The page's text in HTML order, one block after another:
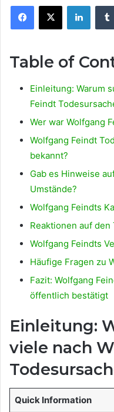
Facebook
X
Table of
Einleitung: Warum
Feindt
Wer war Wolfgang
Wolfgang Feindt
bekannt?
Gab es Hinweise
Umstände?
Wolfgang Feindts
Reaktionen auf den
Wolfgang Feindts
Häufige Fragen zu
Fazit: Wolfgang
öffentlich bestätigt
Einleitung:
viele nach
Quick Information